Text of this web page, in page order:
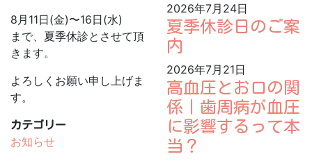
8月11日(金)〜16日(水)
まで、夏季休診とさせて頂
きます。
よろしくお願い申し上げま
す。
カテゴリー
お知らせ
2026年7月24日
夏季休診日のご案
内
2026年7月21日
高血圧とお口の関
係｜歯周病が血圧
に影響するって本
当？